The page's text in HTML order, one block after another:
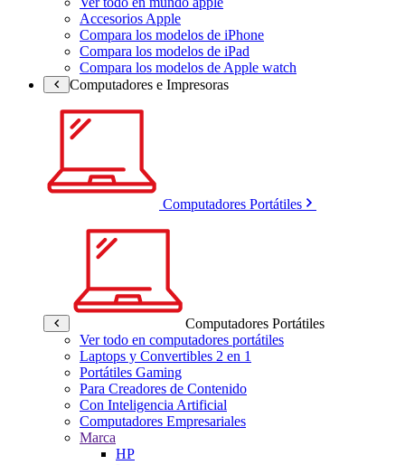
Accesorios Apple
Compara los modelos de iPhone
Compara los modelos de iPad
Compara los modelos de Apple watch
Computadores e Impresoras
Computadores Portátiles
Computadores Portátiles
Ver todo en computadores portátiles
Laptops y Convertibles 2 en 1
Portátiles Gaming
Para Creadores de Contenido
Con Inteligencia Artificial
Computadores Empresariales
Marca
HP